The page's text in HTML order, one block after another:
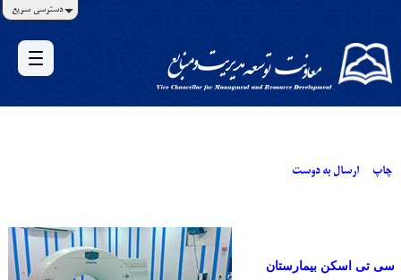
دسترسی سریع
چاپ ارسال به دوست
سی تی اسکن بیمارستان